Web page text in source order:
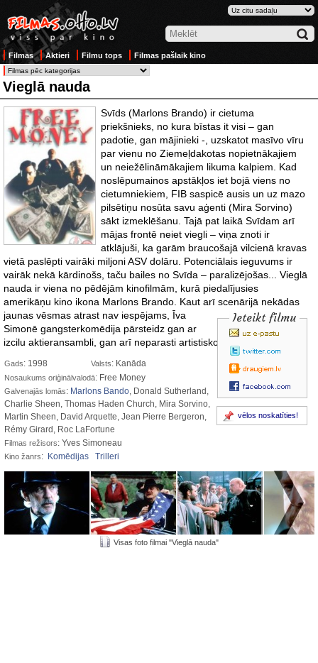
Filmas Aktieri Filmu tops Filmas pašlaik kino
Vieglā nauda
Svīds (Marlons Brando) ir cietuma
priekšnieks, no kura bīstas it visi – gan
padotie, gan mājinieki -, uzskatot masīvo vīru
par vienu no Ziemeļdakotas nopietnākajiem
un neiežēlināmākajiem likuma kalpiem. Kad
noslēpumainos apstākļos iet bojā viens no
cietumniekiem, FIB saspicē ausis un uz mazo
pilsētiņu nosūta savu aģenti (Mira Sorvino)
sākt izmeklēšanu. Tajā pat laikā Svīdam arī
mājas frontē neiet viegli – viņa znoti ir
atklājuši, ka garām braucošajā vilcienā kravas
vietā paslēpti vairāki miljoni ASV dolāru. Potenciālais ieguvums ir
vairāk nekā kārdinošs, taču bailes no Svīda – paralizējošas... Vieglā
nauda ir viena no pēdējām kinofilmām, kurā piedalījusies
amerikāņu kino ikona Marlons Brando. Kaut arī scenārijā nekādas
jaunas vēsmas atrast nav iespējams, Īva
Simonē gangsterkomēdija pārsteidz gan ar
izcilu aktieransambli, gan arī neparasti artistisko izpildījumu.
Ieteikt filmu
vēlos noskatīties!
Gads: 1998 Valsts: Kanāda
Nosaukums oriģinālvalodā: Free Money
Galvenajās lomās: Marlons Bando, Donald Sutherland,
Charlie Sheen, Thomas Haden Church, Mira Sorvino,
Martin Sheen, David Arquette, Jean Pierre Bergeron,
Rémy Girard, Roc LaFortune
Filmas režisors: Yves Simoneau
Kino žanrs: Komēdijas Trilleri
Visas foto filmai "Vieglā nauda"